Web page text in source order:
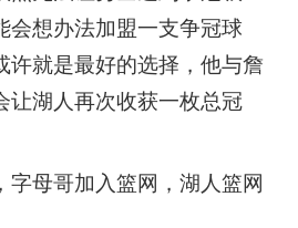
会想办法加盟一支争冠球
许就是最好的选择，他与詹
让湖人再次收获一枚总冠
字母哥加入篮网，湖人篮网